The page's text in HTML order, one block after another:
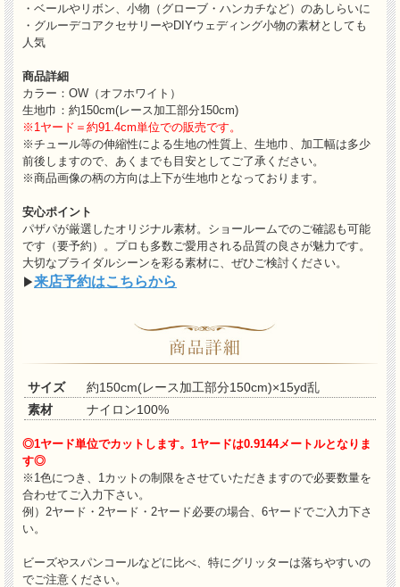
・ベールやリボン、小物（グローブ・ハンカチなど）のあしらいに
・グルーデコアクセサリーやDIYウェディング小物の素材としても
人気
商品詳細
カラー：OW（オフホワイト）
生地巾：約150cm(レース加工部分150cm)
※1ヤード＝約91.4cm単位での販売です。
※チュール等の伸縮性による生地の性質上、生地巾、加工幅は多少
前後しますので、あくまでも目安としてご了承ください。
※商品画像の柄の方向は上下が生地巾となっております。
安心ポイント
パザパが厳選したオリジナル素材。ショールームでのご確認も可能
です（要予約）。プロも多数ご愛用される品質の良さが魅力です。
大切なブライダルシーンを彩る素材に、ぜひご検討ください。
▶来店予約はこちらから
サイズ
約150cm(レース加工部分150cm)×15yd乱
素材
ナイロン100%
◎1ヤード単位でカットします。1ヤードは0.9144メートルとなりま
す◎
※1色につき、1カットの制限をさせていただきますので必要数量を
合わせてご入力下さい。
例）2ヤード・2ヤード・2ヤード必要の場合、6ヤードでご入力下さ
い。
ビーズやスパンコールなどに比べ、特にグリッターは落ちやすいの
でご注意ください。